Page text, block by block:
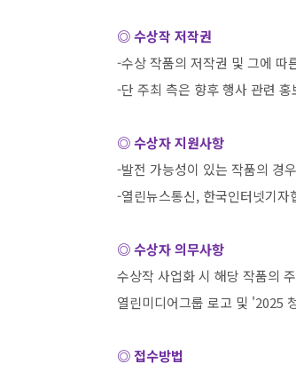
◎ 수상작 저작권
-수상 작품의 저작권 및 그에 따
-단 주최 측은 향후 행사 관련
◎ 수상자 지원사항
-발전 가능성이 있는 작품의 경
-열린뉴스통신, 한국인터넷기자
◎ 수상자 의무사항
수상작 사업화 시 해당 작품의
열린미디어그룹 로고 및 '2025
◎ 접수방법